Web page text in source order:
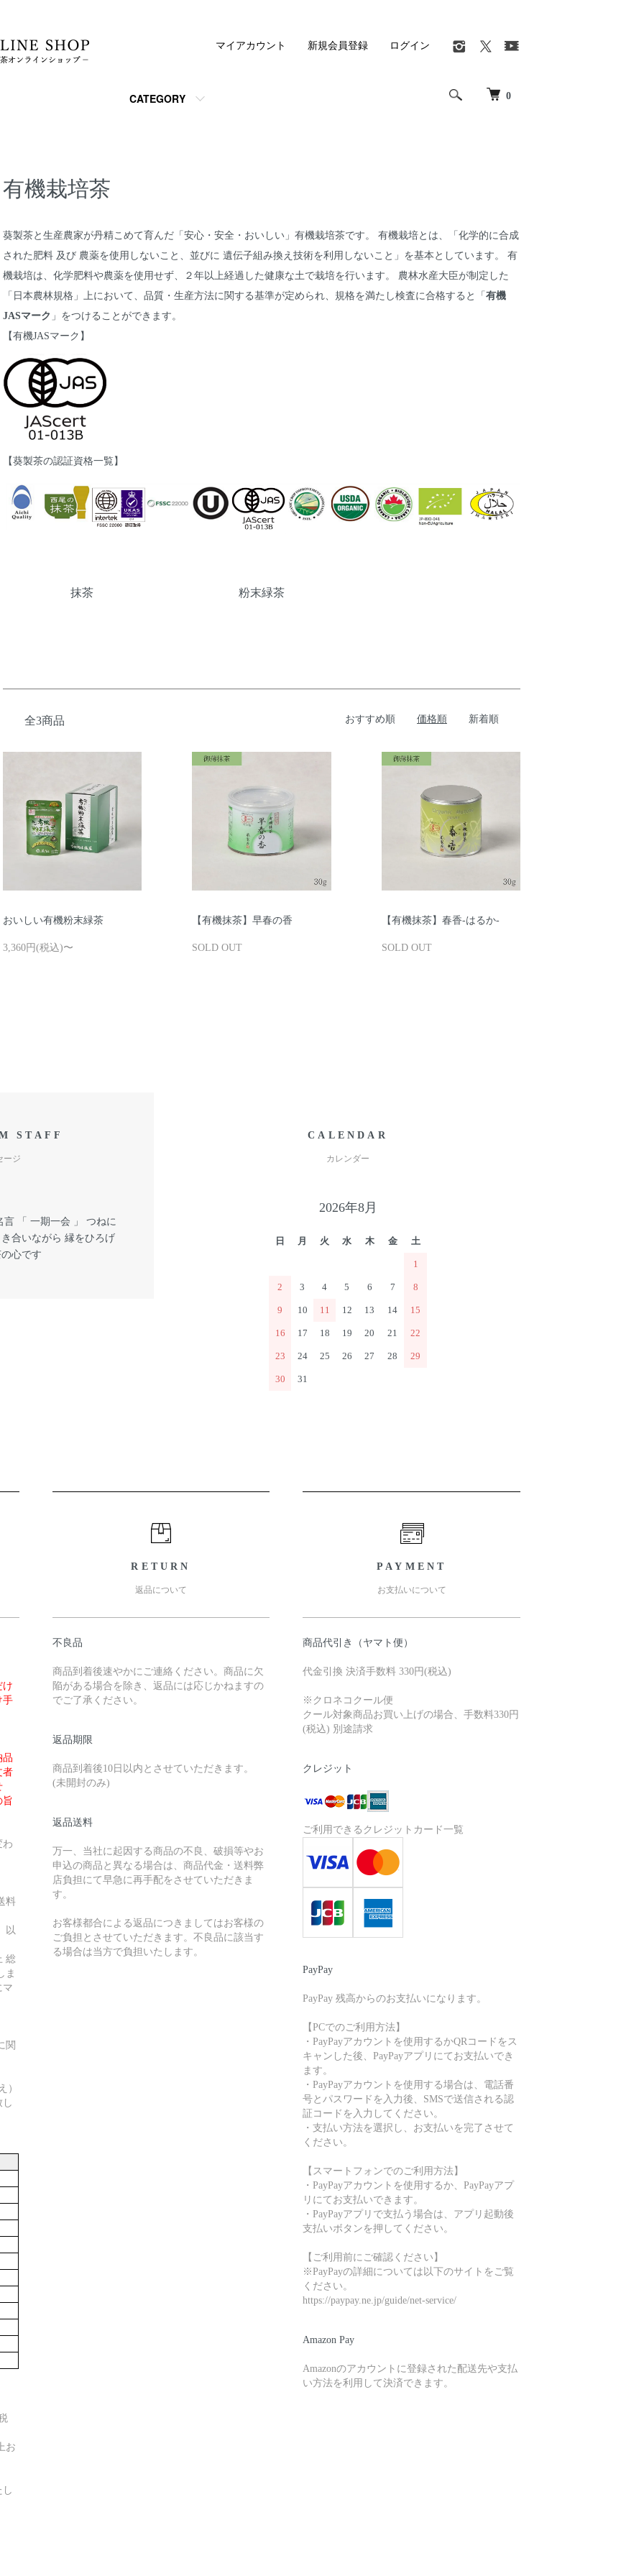
0
CATEGORY
マイアカウント 新規会員登録 ログイン
有機栽培茶
葵製茶と生産農家が丹精こめて育んだ「安心・安全・おいしい」有機栽培茶です。 有機栽培とは、「化学的に合成
された肥料 及び 農薬を使用しないこと、並びに 遺伝子組み換え技術を利用しないこと」を基本としています。 有
機栽培は、化学肥料や農薬を使用せず、２年以上経過した健康な土で栽培を行います。 農林水産大臣が制定した
「日本農林規格」上において、品質・生産方法に関する基準が定められ、規格を満たし検査に合格すると「 有機
JASマーク 」をつけることができます。
【有機JASマーク】
【葵製茶の認証資格一覧】
カテゴリー一覧抹茶 粉末緑茶
全3商品 おすすめ順 価格順 新着順
おいしい有機粉末緑茶
3,360円(税込)〜
【有機抹茶】早春の香
SOLD OUT
【有機抹茶】春香-はるか-
SOLD OUT
STAFF
ージ
「 一期一会 」 つねに
合いながら 縁をひろげ
心です
CALENDAR
カレンダー
2026年8月
日 月 火 水 木 金 土
1
2 3 4 5 6 7 8
9 10 11 12 13 14 15
16 17 18 19 20 21 22
23 24 25 26 27 28 29
30 31
け
手
品
者
わ
料
以
総
ま
マ
関
）
お
RETURN
返品について
不良品
商品到着後速やかにご連絡ください。商品に欠
陥がある場合を除き、返品には応じかねますの
でご了承ください。
返品期限
商品到着後10日以内とさせていただきます。
(未開封のみ)
返品送料
万一、当社に起因する商品の不良、破損等やお
申込の商品と異なる場合は、商品代金・送料弊
店負担にて早急に再手配をさせていただきま
す。
お客様都合による返品につきましてはお客様の
ご負担とさせていただきます。不良品に該当す
る場合は当方で負担いたします。
PAYMENT
お支払いについて
商品代引き（ヤマト便）
代金引換 決済手数料 330円(税込)
※クロネコクール便
クール対象商品お買い上げの場合、手数料330円
(税込) 別途請求
クレジット
ご利用できるクレジットカード一覧
PayPay
PayPay 残高からのお支払いになります。
【PCでのご利用方法】
・PayPayアカウントを使用するかQRコードをス
キャンした後、PayPayアプリにてお支払いでき
ます。
・PayPayアカウントを使用する場合は、電話番
号とパスワードを入力後、SMSで送信される認
証コードを入力してください。
・支払い方法を選択し、お支払いを完了させて
ください。
【スマートフォンでのご利用方法】
・PayPayアカウントを使用するか、PayPayアプ
リにてお支払いできます。
・PayPayアプリで支払う場合は、アプリ起動後
支払いボタンを押してください。
【ご利用前にご確認ください】
※PayPayの詳細については以下のサイトをご覧
ください。
https://paypay.ne.jp/guide/net-service/
Amazon Pay
Amazonのアカウントに登録された配送先や支払
い方法を利用して決済できます。